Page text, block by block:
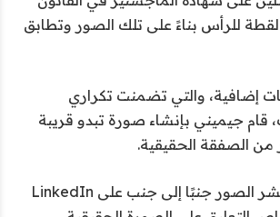
لقطة للرأس بناءً على تلك الصور وتطابق
إضافية، والتي تضمنت تكراري
قام جيميني بإنشاء صورة تبدو قريبة
الصفقة الحقيقية.
بعد ذلك، قمت بنشر الصور جنبًا إلى جنب على LinkedIn